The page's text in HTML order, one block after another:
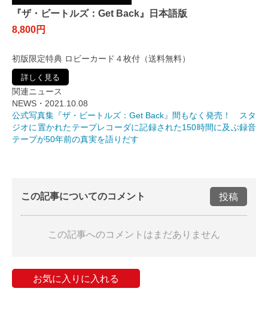
『ザ・ビートルズ：Get Back』日本語版
8,800円
初版限定特典 ロビーカード４枚付（送料無料）
詳しく見る
関連ニュース
NEWS・2021.10.08
公式写真集『ザ・ビートルズ：Get Back』間もなく発売！ スタ
ジオに置かれたテープレコーダに記録された150時間に及ぶ録音
テープが50年前の真実を語りだす
この記事についてのコメント 投稿
この記事へのコメントはまだありません
お気に入りに入れる